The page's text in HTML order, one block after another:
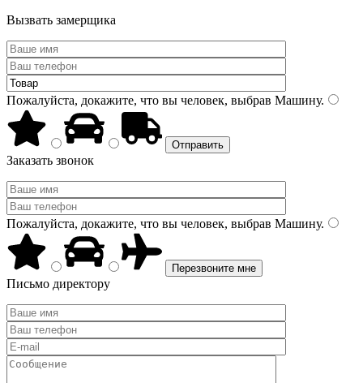
Вызвать замерщика
Пожалуйста, докажите, что вы человек, выбрав Машину.
Заказать звонок
Пожалуйста, докажите, что вы человек, выбрав Машину.
Письмо директору